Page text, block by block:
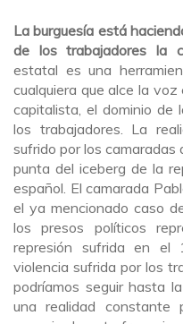
La burguesía está
de los trabajadores la
estatal es una
cualquiera que alce la
capitalista, el dominio de
los trabajadores. La
sufrido por los camaradas
punta del iceberg de la
español. El camarada
el ya mencionado caso
los presos políticos
represión sufrida en el
violencia sufrida por los
podríamos seguir hasta
una realidad